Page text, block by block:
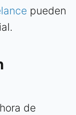
pueden
de